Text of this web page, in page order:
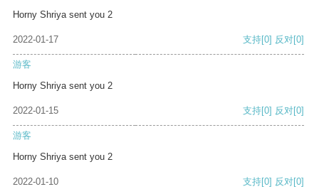
Horny Shriya sent you 2
2022-01-17 支持[0] 反对[0]
游客
Horny Shriya sent you 2
2022-01-15 支持[0] 反对[0]
游客
Horny Shriya sent you 2
2022-01-10 支持[0] 反对[0]